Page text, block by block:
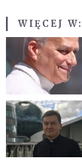
WIĘCEJ W: